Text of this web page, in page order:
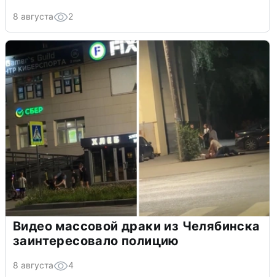
8 августа 2
Видео массовой драки из Челябинска
заинтересовало полицию
8 августа 4